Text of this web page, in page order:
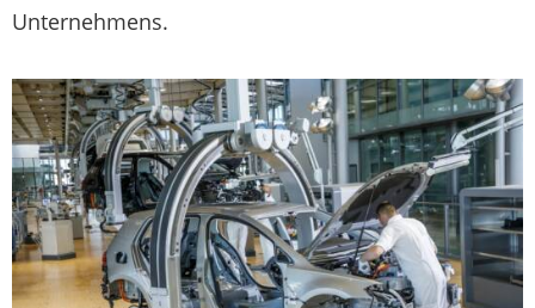
Unternehmens.